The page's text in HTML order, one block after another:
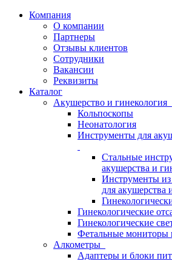
Компания
О компании
Партнеры
Отзывы клиентов
Сотрудники
Вакансии
Реквизиты
Каталог
Акушерство и гинекология
Кольпоскопы
Неонатология
Инструменты для
Стальные
акушерства и
Инструменты из
для акушерства
Гинекологические
Гинекологические
Фетальные мониторы
Алкометры
Адаптеры и блоки